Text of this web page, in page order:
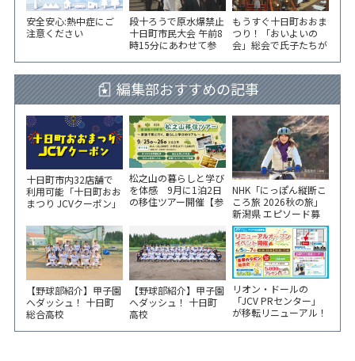
安全安心:熱中症にご
注意ください
段十ろうで原水爆禁止
十日町市民大会 午前8
時15分にあわせて参
もうすぐ十日町おおま
つり！「おいよいの
会」総会で氏子たちが
編集部おすすめの記事
十日町市内32店舗で
利用可能「十日町おお
まつり JCVクーポン」
い！
松之山の暮らしと学び
を体感 9月に1泊2日
の移住ツアー開催【参
NHK「にっぽん縦断こ
ころ旅 2026秋の旅」
新潟県 エピソード募
集中！
【野球部紹介】甲子園
へダッシュ！ 十日町
総合高校
【野球部紹介】甲子園
へダッシュ！ 十日町
高校
リオン・ドールの
「JCV PRセンター」
が移転リニューアル！
ベント開催